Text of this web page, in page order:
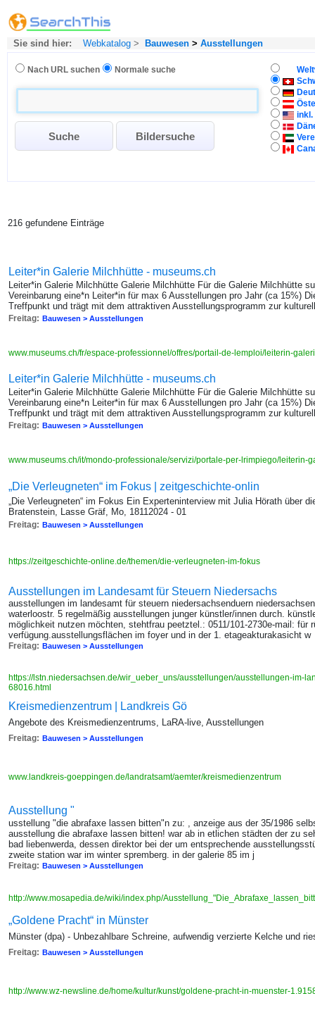
Sie sind hier: Webkatalog > Bauwesen > Ausstellungen
Nach URL suchen Normale suche
inkl.
216 gefundene Einträge
Leiter*in Galerie Milchhütte - museums.ch
Leiter*in Galerie Milchhütte Galerie Milchhütte Für die Galerie Milchhütte
Vereinbarung eine*n Leiter*in für max 6 Ausstellungen pro Jahr (ca 15%)
Treffpunkt und trägt mit dem attraktiven Ausstellungsprogramm zur
Freitag: Bauwesen > Ausstellungen
www.museums.ch/fr/espace-professionnel/offres/portail-de-lemploi/leiterin-
Leiter*in Galerie Milchhütte - museums.ch
Leiter*in Galerie Milchhütte Galerie Milchhütte Für die Galerie Milchhütte
Vereinbarung eine*n Leiter*in für max 6 Ausstellungen pro Jahr (ca 15%)
Treffpunkt und trägt mit dem attraktiven Ausstellungsprogramm zur
Freitag: Bauwesen > Ausstellungen
www.museums.ch/it/mondo-professionale/servizi/portale-per-lrimpiego/leiterin-
„Die Verleugneten“ im Fokus | zeitgeschichte-onlin
„Die Verleugneten“ im Fokus Ein Experteninterview mit Julia Hörath über
Bratenstein, Lasse Gräf, Mo, 18112024 - 01
Freitag: Bauwesen > Ausstellungen
https://zeitgeschichte-online.de/themen/die-verleugneten-im-fokus
Ausstellungen im Landesamt für Steuern Niedersachs
ausstellungen im landesamt für steuern niedersachsenduern
waterloostr. 5 regelmäßig ausstellungen junger künstler/innen durch.
möglichkeit nutzen möchten, stehtfrau peetztel.: 0511/101-2730e-mail: für
verfügung.ausstellungsflächen im foyer und in der 1. etageakturakasicht w
Freitag: Bauwesen > Ausstellungen
https://lstn.niedersachsen.de/wir_ueber_uns/ausstellungen/ausstellungen-im-
68016.html
Kreismedienzentrum | Landkreis Gö
Angebote des Kreismedienzentrums, LaRA-live, Ausstellungen
Freitag: Bauwesen > Ausstellungen
www.landkreis-goeppingen.de/landratsamt/aemter/kreismedienzentrum
Ausstellung "
usstellung "die abrafaxe lassen bitten"n zu: , anzeige aus der 35/1986
ausstellung die abrafaxe lassen bitten! war ab in etlichen städten der zu
bad liebenwerda, dessen direktor bei der um entsprechende
zweite station war im winter spremberg. in der galerie 85 im j
Freitag: Bauwesen > Ausstellungen
http://www.mosapedia.de/wiki/index.php/
„Goldene Pracht“ in Münster
Münster (dpa) - Unbezahlbare Schreine, aufwendig verzierte Kelche und
Freitag: Bauwesen > Ausstellungen
http://www.wz-newsline.de/home/kultur/kunst/goldene-pracht-in-muenster-